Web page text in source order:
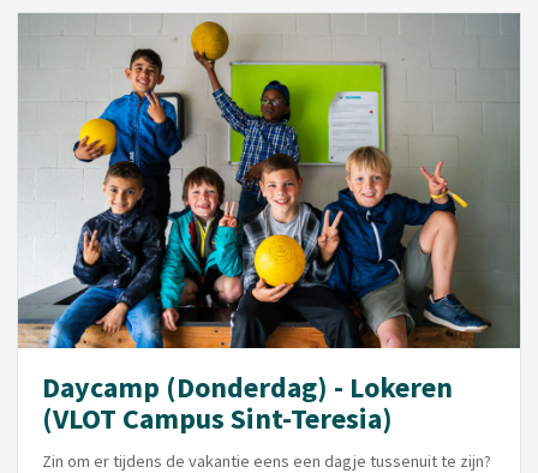
Daycamp (Donderdag) - Lokeren
(VLOT Campus Sint-Teresia)
Zin om er tijdens de vakantie eens een dagje tussenuit te zijn?